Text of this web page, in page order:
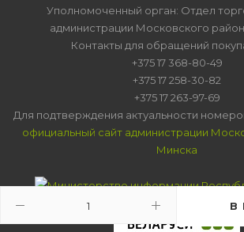
В
Уполномоченный орган: Отдел
администрации Московского
Контакты для обращений
+375 17 368-80-49
+375 17 258-30-82
+375 17 263-97-69
Для подтверждения актуальности
официальный сайт администрации
Минска